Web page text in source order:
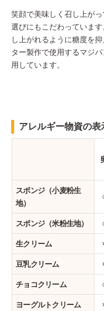
笑顔で美味しく召し上が
選びにもこだわっていま
し上がれるように糖度を
ター製作で使用するマジ
用しています。
アレルギー物資の表
スポンジ（小麦粉生
地）
スポンジ（米粉生地）
生クリーム
豆乳クリーム
チョコクリーム
ヨーグルトクリーム